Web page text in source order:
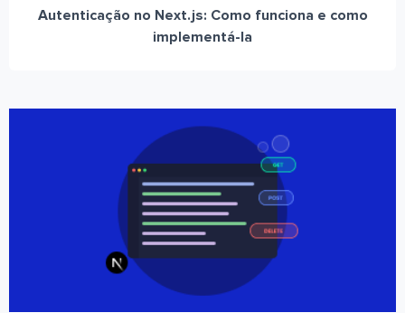
Autenticação no Next.js: Como funciona e como
implementá-la